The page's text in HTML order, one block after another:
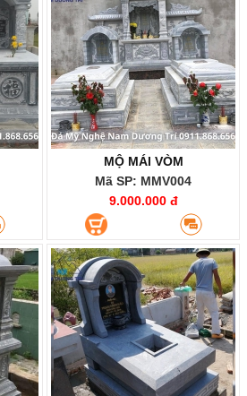
MỘ MÁI VÒM
Mã SP: MMV004
9.000.000 đ